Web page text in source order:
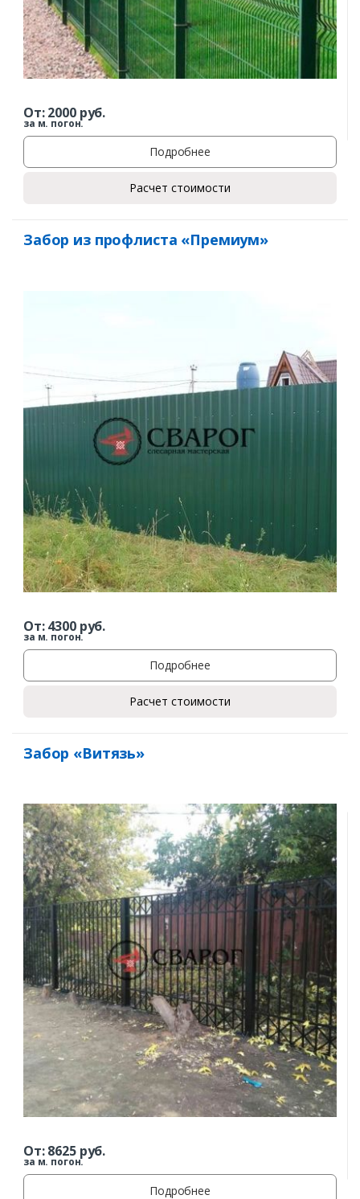
От:2000руб.
за м. погон.
Подробнее
Расчет стоимости
Забор из профлиста «Премиум»
От:4300руб.
за м. погон.
Подробнее
Расчет стоимости
Забор «Витязь»
От:8625руб.
за м. погон.
Подробнее